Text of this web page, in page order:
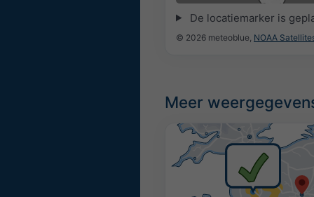
De locatiemarker is
© 2026 meteoblue, NOAA
Meer